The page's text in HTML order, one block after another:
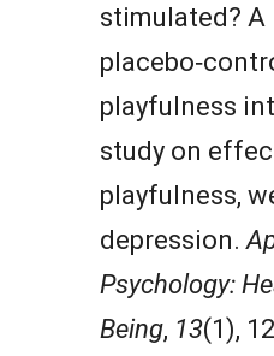
stimulated? A
playfulness
study on
playfulness,
depression.
Psychology:
Being, 13(1),